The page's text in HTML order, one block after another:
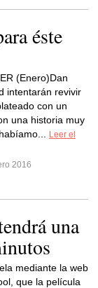
éste
(Enero)Dan
intentarán revivir
con un
una historia muy
Leer el
2016
una
mediante la web
que la película